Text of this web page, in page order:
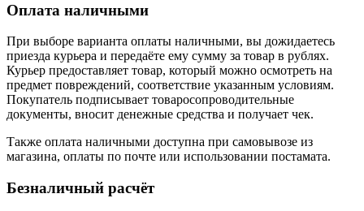
Оплата наличными
При выборе варианта оплаты наличными, вы дожидаетесь
приезда курьера и передаёте ему сумму за товар в рублях.
Курьер предоставляет товар, который можно осмотреть на
предмет повреждений, соответствие указанным условиям.
Покупатель подписывает товаросопроводительные
документы, вносит денежные средства и получает чек.
Также оплата наличными доступна при самовывозе из
магазина, оплаты по почте или использовании постамата.
Безналичный расчёт